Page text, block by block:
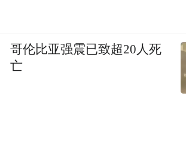
哥伦比亚强震已致超20人死
亡